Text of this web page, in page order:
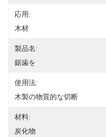
応用:
木材
製品名:
鋸歯を
使用法:
木製の物質的な切断
材料:
炭化物